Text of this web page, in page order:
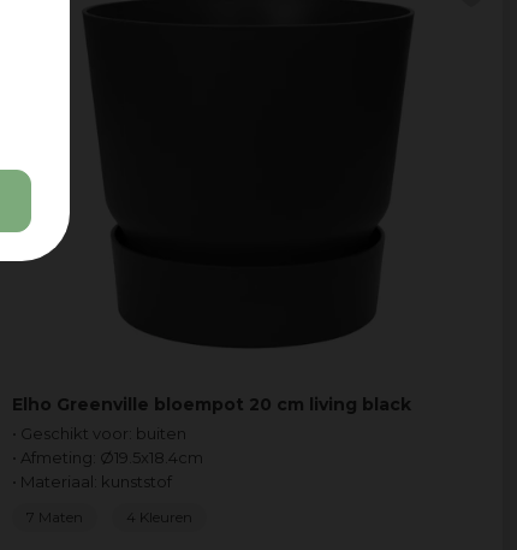
Elho Greenville bloempot 20 cm living black
• Geschikt voor: buiten
• Afmeting: Ø19.5x18.4cm
• Materiaal: kunststof
7 Maten 4 Kleuren